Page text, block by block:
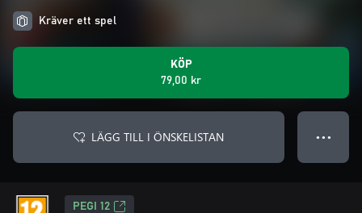
Kräver ett spel
KÖP
79,00 kr
LÄGG TILL I ÖNSKELISTAN ● ● ●
PEGI 12